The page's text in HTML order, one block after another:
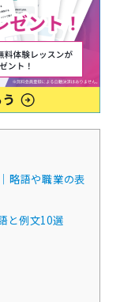
略語や職業の表
と例文10選